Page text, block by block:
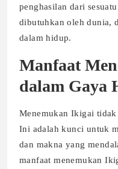
penghasilan dari
dibutuhkan oleh dunia,
dalam hidup.
Manfaat
dalam Gaya
Menemukan Ikigai
Ini adalah kunci untuk
dan makna yang
manfaat menemukan